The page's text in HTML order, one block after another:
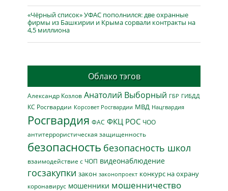
«Чёрный список» УФАС пополнился: две охранные
фирмы из Башкирии и Крыма сорвали контракты на
4,5 миллиона
Облако тэгов
Александр Козлов Анатолий Выборный ГБР ГИБДД
КС Росгвардии Корсовет Росгвардии МВД Нацгвардия
Росгвардия ФАС ФКЦ РОС ЧОО
антитеррористическая защищенность
безопасность безопасность школ
взаимодействие с ЧОП видеонаблюдение
госзакупки закон законопроект конкурс на охрану
коронавирус мошенники мошенничество